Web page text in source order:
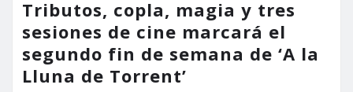
Tributos, copla, magia y tres
sesiones de cine marcará el
segundo fin de semana de ‘A la
Lluna de Torrent’